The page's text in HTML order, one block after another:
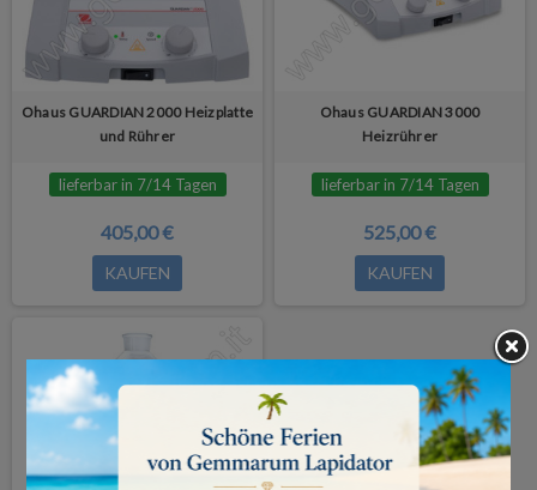
Ohaus GUARDIAN 2000 Heizplatte
und Rührer
lieferbar in 7/14 Tagen
405,00 €
KAUFEN
Ohaus GUARDIAN 3000
Heizrührer
lieferbar in 7/14 Tagen
525,00 €
KAUFEN